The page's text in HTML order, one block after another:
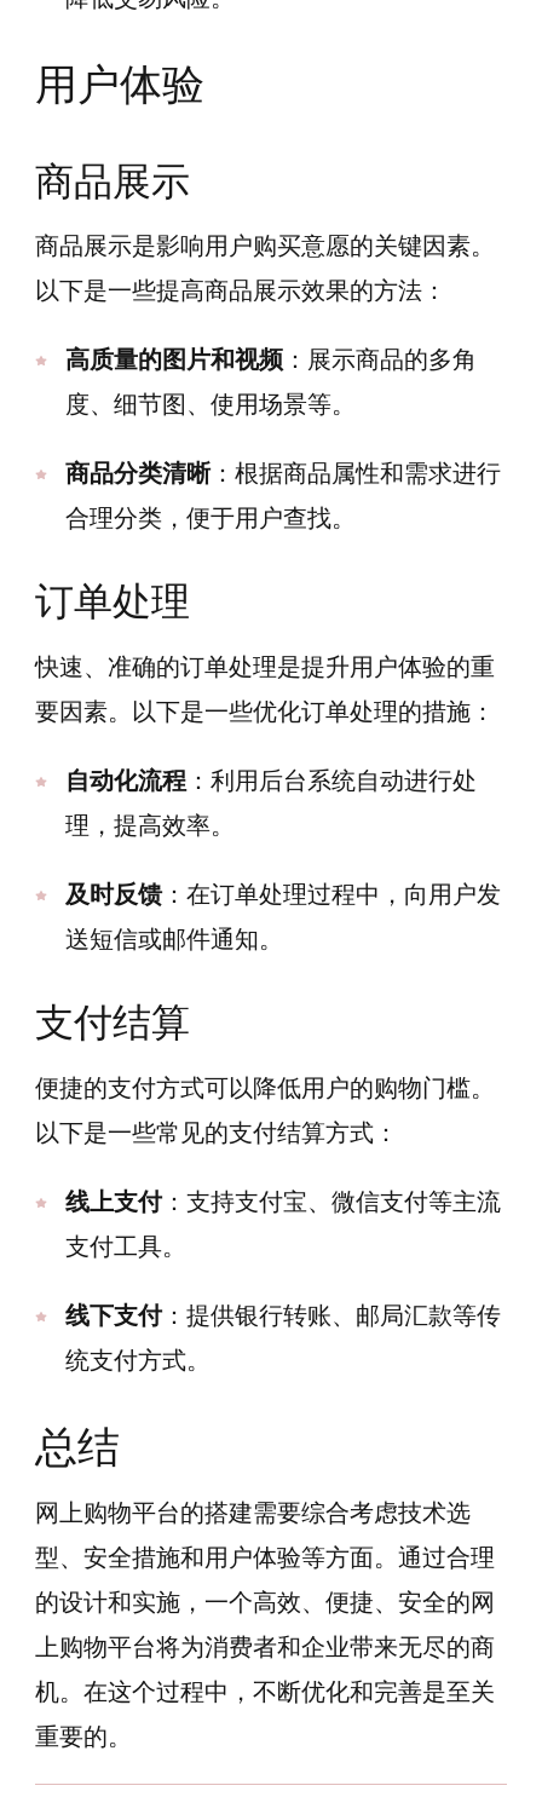
用户体验
商品展示
商品展示是影响用户购买意愿的关键因素。
以下是一些提高商品展示效果的方法：
高质量的图片和视频 ：展示商品的多角
度、细节图、使用场景等。
商品分类清晰：根据商品属性和需求进行
合理分类，便于用户查找。
订单处理
快速、准确的订单处理是提升用户体验的重
要因素。以下是一些优化订单处理的措施：
自动化流程 ：利用后台系统自动进行处
理，提高效率。
及时反馈：在订单处理过程中，向用户发
送短信或邮件通知。
支付结算
便捷的支付方式可以降低用户的购物门槛。
以下是一些常见的支付结算方式：
线上支付：支持支付宝、微信支付等主流
支付工具。
线下支付：提供银行转账、邮局汇款等传
统支付方式。
总结
网上购物平台的搭建需要综合考虑技术选
型、安全措施和用户体验等方面。通过合理
的设计和实施，一个高效、便捷、安全的网
上购物平台将为消费者和企业带来无尽的商
机。在这个过程中，不断优化和完善是至关
重要的。